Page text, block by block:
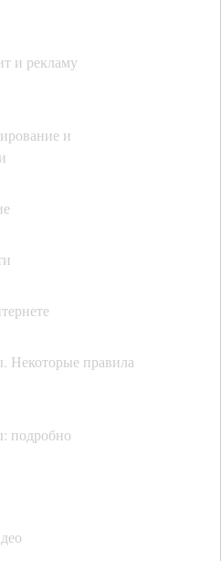
и рекламу
и
Некоторые правила
подробно